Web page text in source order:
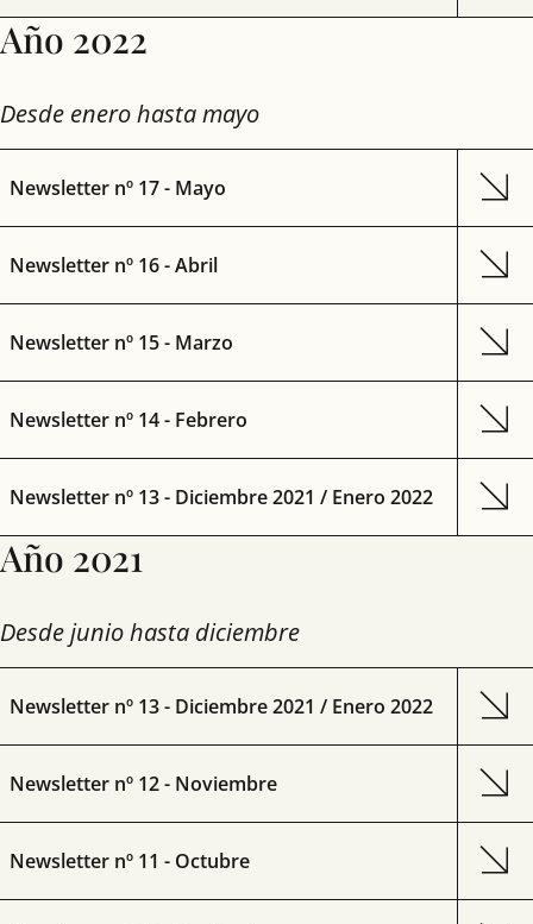
Año 2022
Desde enero hasta mayo
Newsletter nº 17 - Mayo
Newsletter nº 16 - Abril
Newsletter nº 15 - Marzo
Newsletter nº 14 - Febrero
Newsletter nº 13 - Diciembre 2021 / Enero 2022
Año 2021
Desde junio hasta diciembre
Newsletter nº 13 - Diciembre 2021 / Enero 2022
Newsletter nº 12 - Noviembre
Newsletter nº 11 - Octubre